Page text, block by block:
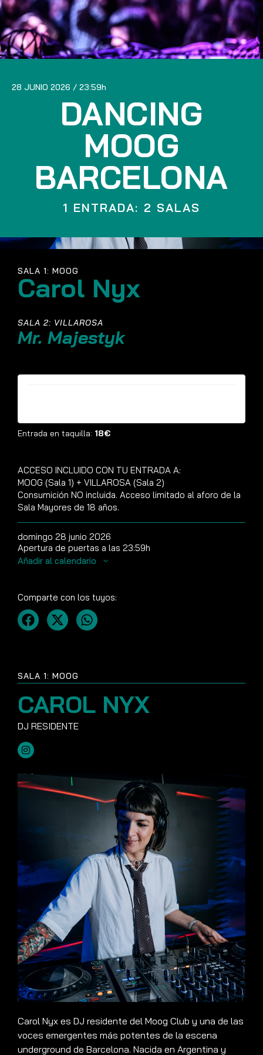
28 JUNIO 2026 23:59
DANCING
MOOG
BARCELONA
1 ENTRADA: 2 SALAS
SALA 1: MOOG
CAROL NYX
Carol Nyx es DJ residente del Moog Club y una de las
voces emergentes más potentes de la escena
underground de Barcelona. Nacida en Argentina y
SALA 1: MOOG
Carol Nyx
SALA 2: VILLAROSA
Mr. Majestyk
Entrada en taquilla: 18€
ACCESO INCLUIDO CON TU ENTRADA A:
MOOG (Sala 1) + VILLAROSA (Sala 2)
Consumición NO incluida. Acceso limitado al aforo de la
Sala Mayores de 18 años.
domingo 28 junio 2026
Apertura de puertas a las 23:59h
Añadir al calendario
Comparte con los tuyos: